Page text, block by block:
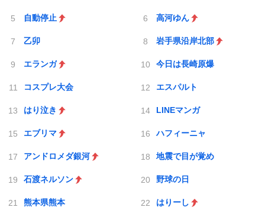
自動停止 高河ゆん
乙卯 岩手県沿岸北部
エランガ 今日は長崎原爆
コスプレ大会 エスパルト
はり泣き LINEマンガ
エブリマ ハフィーニャ
アンドロメダ銀河 地震で目が覚め
石渡ネルソン 野球の日
熊本県熊本 はりーし